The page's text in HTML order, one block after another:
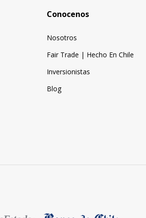
Conocenos
Nosotros
Fair Trade | Hecho En Chile
Inversionistas
Blog